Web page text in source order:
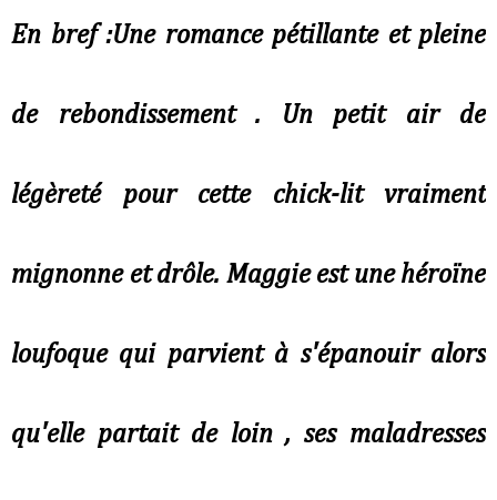
En bref :Une romance pétillante et pleine
de rebondissement . Un petit air de
légèreté pour cette chick-lit vraiment
mignonne et drôle. Maggie est une héroïne
loufoque qui parvient à s'épanouir alors
qu'elle partait de loin , ses maladresses